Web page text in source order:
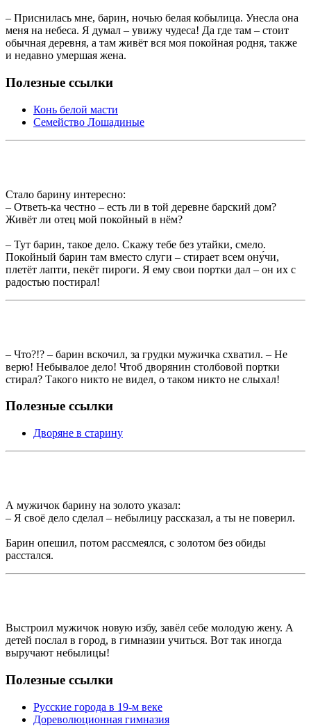
– Приснилась мне, барин, ночью белая кобылица. Унесла она
меня на небеса. Я думал – увижу чудеса! Да где там – стоит
обычная деревня, а там живёт вся моя покойная родня, также
и недавно умершая жена.
Полезные ссылки
Конь белой масти
Семейство Лошадиные
Стало барину интересно:
– Ответь-ка честно – есть ли в той деревне барский дом?
Живёт ли отец мой покойный в нём?
– Тут барин, такое дело. Скажу тебе без утайки, смело.
Покойный барин там вместо слуги – стирает всем ону́чи,
плетёт лапти, пекёт пироги. Я ему свои портки дал – он их с
радостью постирал!
– Что?!? – барин вскочил, за грудки мужичка схватил. – Не
верю! Небывалое дело! Чтоб дворянин столбовой портки
стирал? Такого никто не видел, о таком никто не слыхал!
Полезные ссылки
Дворяне в старину
А мужичок барину на золото указал:
– Я своё дело сделал – небылицу рассказал, а ты не поверил.
Барин опешил, потом рассмеялся, с золотом без обиды
расстался.
Выстроил мужичок новую избу, завёл себе молодую жену. А
детей послал в город, в гимназии учиться. Вот так иногда
выручают небылицы!
Полезные ссылки
Русские города в 19-м веке
Дореволюционная гимназия